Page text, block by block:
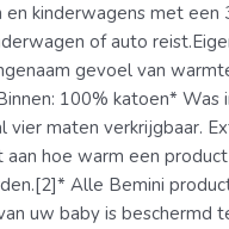
kinderwagens met een
of auto
gevoel van
100% katoen* Was
maten verkrijgbaar.
hoe warm een product
Alle Bemini
uw baby is beschermd